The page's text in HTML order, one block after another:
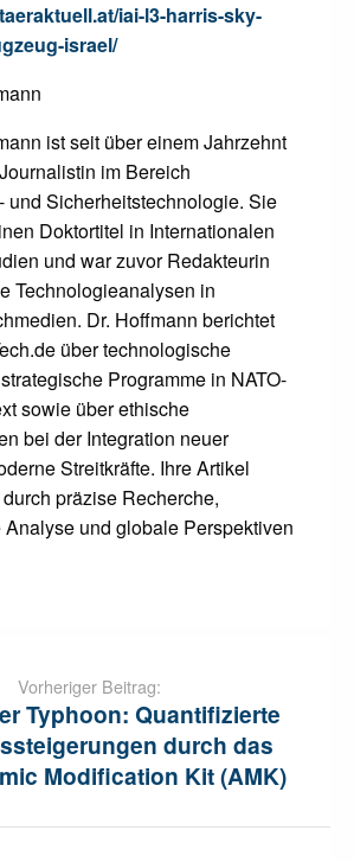
iai-l3-harris-sky-
israel/
ist seit über einem Jahrzehnt
im Bereich
und Sicherheitstechnologie. Sie
Doktortitel in Internationalen
und war zuvor Redakteurin
Technologieanalysen in
Dr. Hoffmann berichtet
über technologische
Programme in NATO-
sowie über ethische
bei der Integration neuer
Streitkräfte. Ihre Artikel
präzise Recherche,
und globale Perspektiven
Vorheriger Beitrag:
Typhoon: Quantifizierte
durch das
Modification Kit (AMK)